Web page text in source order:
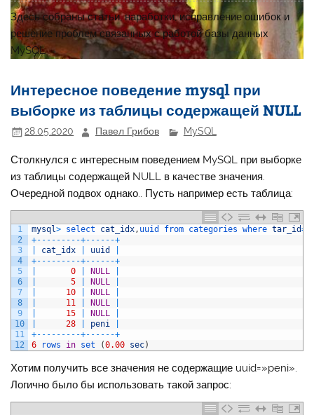
Здесь собраны статьи, наработки, исправление ошибок и
решение проблем связанных с работой базы данных
MySQL
Интересное поведение mysql при
выборке из таблицы содержащей NULL
28.05.2020 Павел Грибов MySQL
Столкнулся с интересным поведением MySQL при выборке
из таблицы содержащей NULL в качестве значения.
Очередной подвох однако.. Пусть например есть таблица:
1
2
3
4
5
6
7
8
9
10
11
12
mysql> select cat_idx, uuid from categories where tar_id=
+-- -- -- -- -+-- -- --+
cat_idx uuid
+-- -- -- -- -+-- -- --+
0 NULL
5 NULL
10 NULL
11 NULL
15 NULL
28 peni
+-- -- -- -- -+-- -- --+
6
rows in set (0.00 sec)
Хотим получить все значения не содержащие uuid=»peni».
Логично было бы использовать такой запрос: